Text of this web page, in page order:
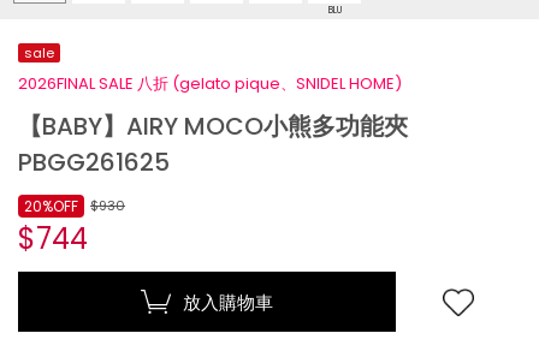
BLU
sale
2026FINAL SALE 八折 (gelato pique、SNIDEL HOME)
【BABY】AIRY MOCO小熊多功能夾
PBGG261625
$930
$744
20%OFF
放入購物車